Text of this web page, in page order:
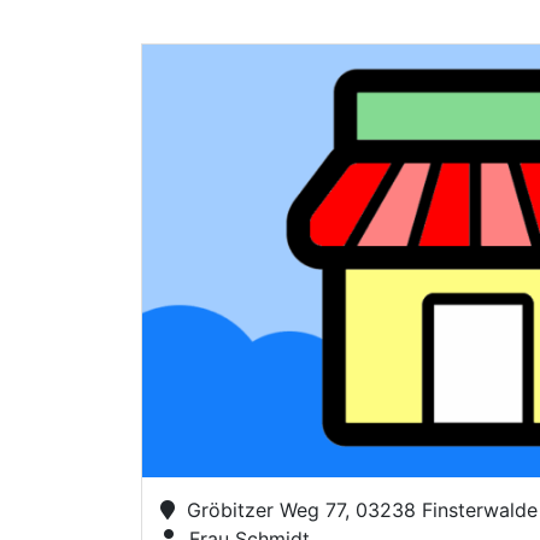
Gröbitzer Weg 77, 03238 Finsterwalde